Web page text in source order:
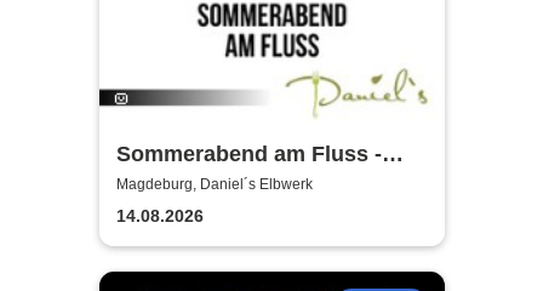
Sommerabend am Fluss -
TWO VOICES OF
Magdeburg, Daniel´s Elbwerk
14.08.2026